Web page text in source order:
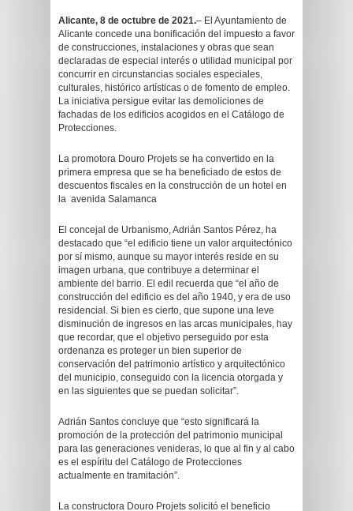
Alicante, 8 de octubre de 2021.– El Ayuntamiento de
Alicante concede una bonificación del impuesto a favor
de construcciones, instalaciones y obras que sean
declaradas de especial interés o utilidad municipal por
concurrir en circunstancias sociales especiales,
culturales, histórico artísticas o de fomento de empleo.
La iniciativa persigue evitar las demoliciones de
fachadas de los edificios acogidos en el Catálogo de
Protecciones.
La promotora Douro Projets se ha convertido en la
primera empresa que se ha beneficiado de estos de
descuentos fiscales en la construcción de un hotel en
la avenida Salamanca
El concejal de Urbanismo, Adrián Santos Pérez, ha
destacado que “el edificio tiene un valor arquitectónico
por sí mismo, aunque su mayor interés reside en su
imagen urbana, que contribuye a determinar el
ambiente del barrio. El edil recuerda que “el año de
construcción del edificio es del año 1940, y era de uso
residencial. Si bien es cierto, que supone una leve
disminución de ingresos en las arcas municipales, hay
que recordar, que el objetivo perseguido por esta
ordenanza es proteger un bien superior de
conservación del patrimonio artístico y arquitectónico
del municipio, conseguido con la licencia otorgada y
en las siguientes que se puedan solicitar”.
Adrián Santos concluye que “esto significará la
promoción de la protección del patrimonio municipal
para las generaciones venideras, lo que al fin y al cabo
es el espíritu del Catálogo de Protecciones
actualmente en tramitación”.
La constructora Douro Projets solicitó el beneficio